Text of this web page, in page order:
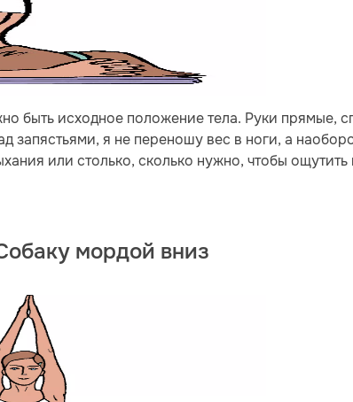
быть исходное положение тела. Руки прямые,
запястьями, я не переношу вес в ноги, а
или столько, сколько нужно, чтобы ощутить
мордой вниз